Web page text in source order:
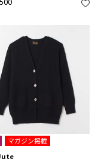
マガジン掲載